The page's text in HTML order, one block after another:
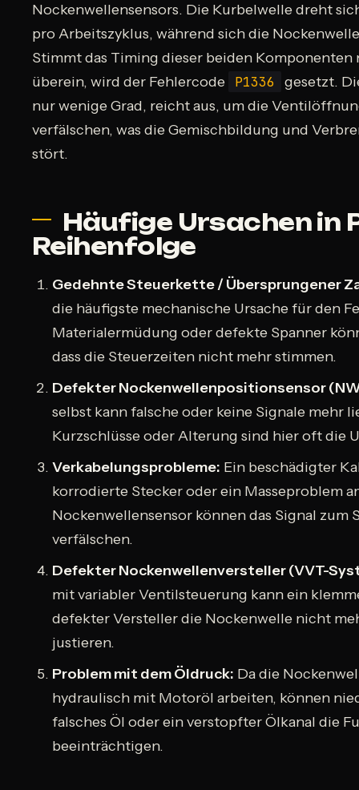
Nockenwellensensors. Die Kurbelwelle dreht
pro Arbeitszyklus, während sich die
Stimmt das Timing dieser beiden Komponenten
überein, wird der Fehlercode P1336
gesetzt.
nur wenige Grad, reicht aus, um die
verfälschen, was die Gemischbildung und
stört.
Häufige Ursachen in
Reihenfolge
Gedehnte Steuerkette / Übersprungener
die häufigste mechanische Ursache für den
Materialermüdung oder defekte Spanner
dass die Steuerzeiten nicht mehr stimmen.
Defekter Nockenwellenpositionsensor
selbst kann falsche oder keine Signale mehr
Kurzschlüsse oder Alterung sind hier oft die
Verkabelungsprobleme: Ein beschädigter
korrodierte Stecker oder ein Masseproblem
Nockenwellensensor können das Signal zum
verfälschen.
Defekter Nockenwellenversteller (VVT-
mit variabler Ventilsteuerung kann ein
defekter Versteller die Nockenwelle nicht
justieren.
Problem mit dem Öldruck: Da die
hydraulisch mit Motoröl arbeiten, können
falsches Öl oder ein verstopfter Ölkanal die
beeinträchtigen.